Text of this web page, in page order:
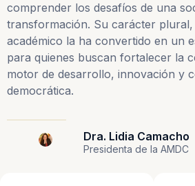
comprender los desafíos de una
transformación. Su carácter plural,
académico la ha convertido en un
para quienes buscan fortalecer la
motor de desarrollo, innovación y
democrática.
Dra. Lidia Camacho
Presidenta de la AMDC